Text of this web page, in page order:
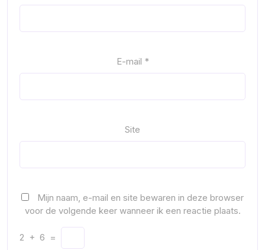
E-mail *
Site
Mijn naam, e-mail en site bewaren in deze browser
voor de volgende keer wanneer ik een reactie plaats.
2 + 6 =